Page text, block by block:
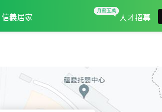
信義居家 人才招募